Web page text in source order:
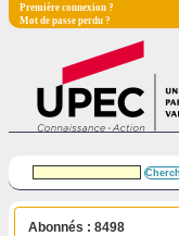
Première connexion ?
Mot de passe perdu ?
Abonnés : 8498